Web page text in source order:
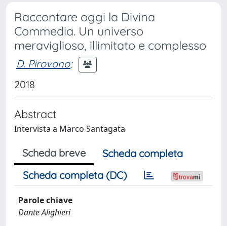
Raccontare oggi la Divina
Commedia. Un universo
meraviglioso, illimitato e complesso
D. Pirovano;
2018
Abstract
Intervista a Marco Santagata
Scheda breve
Scheda completa
Scheda completa (DC)
Parole chiave
Dante Alighieri